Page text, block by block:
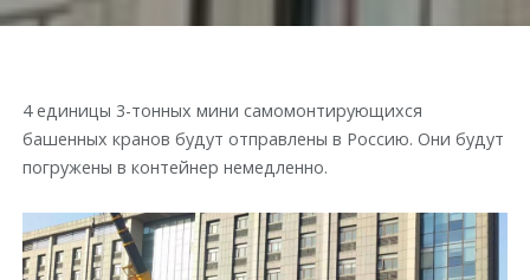
4 единицы 3-тонных мини самомонтирующихся
башенных кранов будут отправлены в Россию. Они будут
погружены в контейнер немедленно.